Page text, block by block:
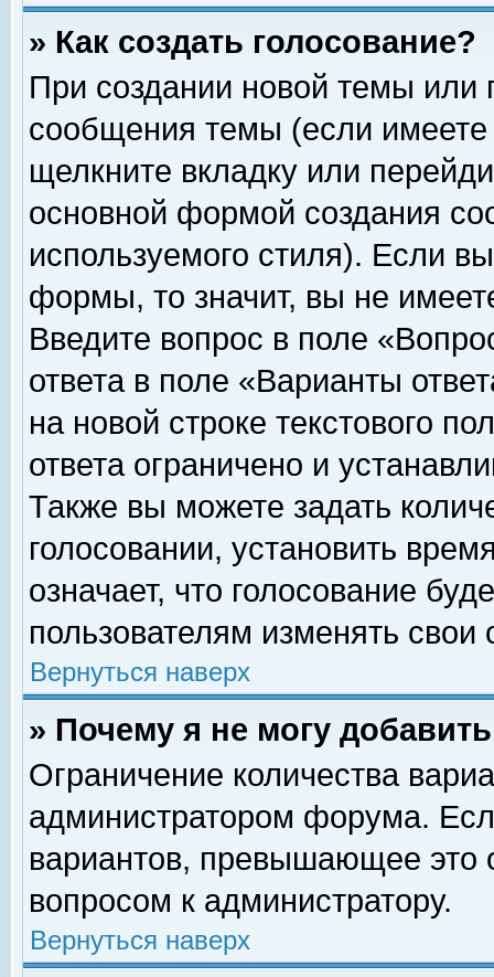
» Как создать голосование?
При создании новой темы или
сообщения темы (если
щелкните вкладку или
основной формой создания
используемого стиля). Если
формы, то значит, вы не
Введите вопрос в поле
ответа в поле «Варианты
на новой строке текстового
ответа ограничено и
Также вы можете задать
голосовании, установить
означает, что голосование
пользователям изменять свои
Вернуться наверх
» Почему я не могу
Ограничение количества
администратором форума.
вариантов, превышающее это
вопросом к администратору.
Вернуться наверх